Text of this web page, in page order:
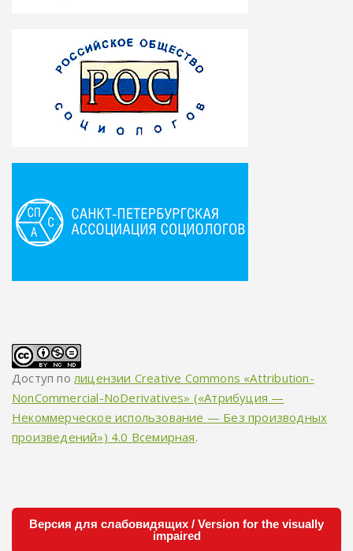
Доступ полицензии Creative Commons «Attribution-
NonCommercial-NoDerivatives» («Атрибуция —
Некоммерческое использование — Без производных
произведений») 4.0 Всемирная.
Версия для слабовидящих / Version for the visually
impaired